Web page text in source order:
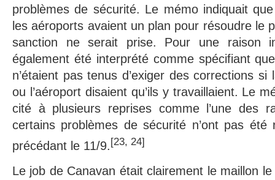
problèmes de sécurité. Le mémo indiquait
les aéroports avaient un plan pour résoudre le
sanction ne serait prise. Pour une raison
également été interprété comme spécifiant
n’étaient pas tenus d’exiger des corrections si
ou l’aéroport disaient qu’ils y travaillaient. Le
cité à plusieurs reprises comme l’une des
certains problèmes de sécurité n’ont pas été
précédant le 11/9.[23, 24]
Le job de Canavan était clairement le maillon